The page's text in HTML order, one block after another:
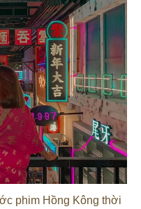
phim Hồng Kông thời